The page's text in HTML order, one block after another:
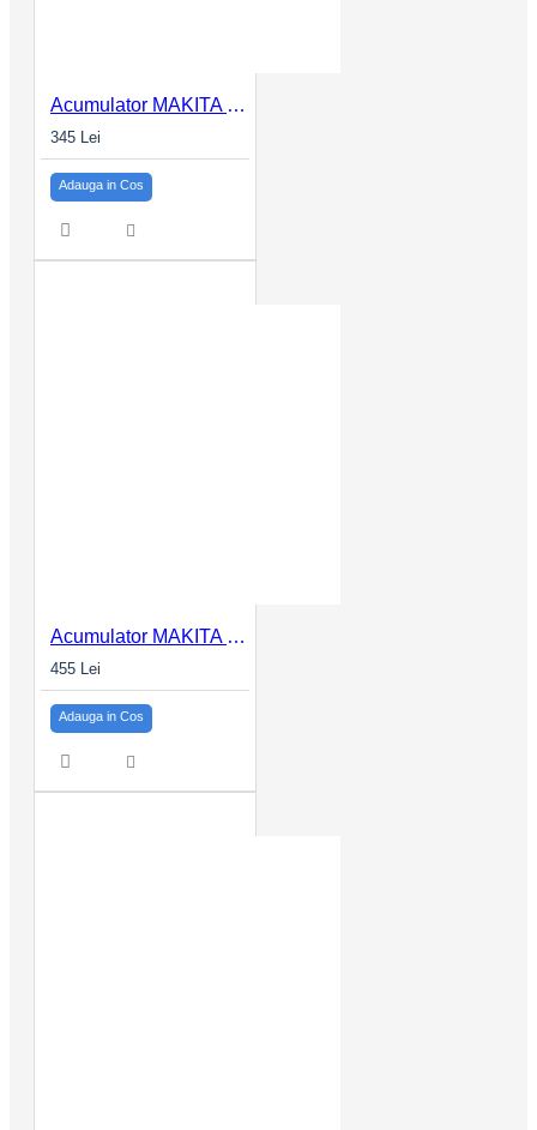
Acumulator MAKITA LXT BL1830 18V 3.0Ah Lithium-Ion
345 Lei
Adauga in Cos
Acumulator MAKITA LXT BL1850B 18V 5.0Ah
455 Lei
Adauga in Cos